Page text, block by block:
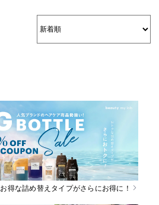
お得な詰め替えタイプがさらにお得に！